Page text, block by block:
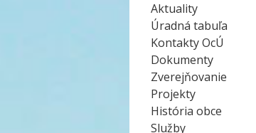
Aktuality
Úradná tabuľa
Kontakty OcÚ
Dokumenty
Zverejňovanie
Projekty
História obce
Služby